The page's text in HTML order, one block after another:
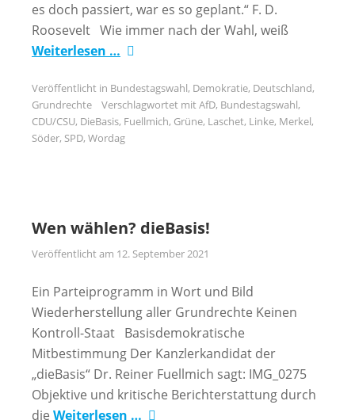
es doch passiert, war es so geplant.“ F. D.
Roosevelt Wie immer nach der Wahl, weiß
Weiterlesen …
Veröffentlicht in Bundestagswahl, Demokratie, Deutschland,
Grundrechte
Verschlagwortet mitAfD, Bundestagswahl,
CDU/CSU, DieBasis, Fuellmich, Grüne, Laschet, Linke, Merkel,
Söder, SPD, Wordag
Wen wählen? dieBasis!
Veröffentlicht am 12. September 2021
Ein Parteiprogramm in Wort und Bild
Wiederherstellung aller Grundrechte Keinen
Kontroll-Staat Basisdemokratische
Mitbestimmung Der Kanzlerkandidat der
„dieBasis“ Dr. Reiner Fuellmich sagt: IMG_0275
Objektive und kritische Berichterstattung durch
die Weiterlesen …